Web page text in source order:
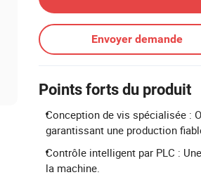
Envoyer demande
Points forts du produit
Conception de vis spécialisée :
garantissant une production
Contrôle intelligent par PLC :
la machine.